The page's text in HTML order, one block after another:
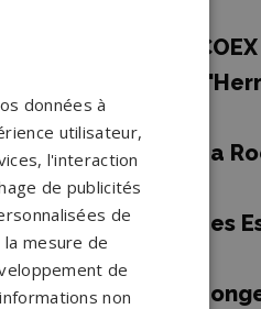
Pompes funèbres COEX
Pompes funèbres
funèbres La
→
funèbres Les
Pompes funèbres
données à
utilisateur,
l'interaction
de publicités
de
mesure de
de
non